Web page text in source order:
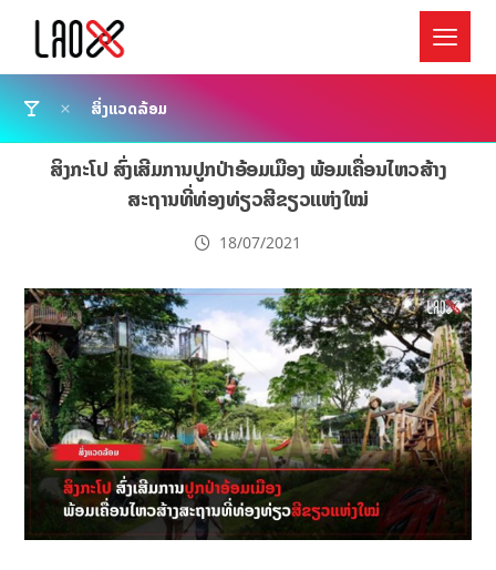
ສິ່ງແວດລ້ອມ
ສິງກະໂປ ສົ່ງເສີມການປູກປ່າອ້ອມເມືອງ ພ້ອມເຄື່ອນໄຫວສ້າງ
ສະຖານທີ່ທ່ອງທ່ຽວສີຂຽວແຫ່ງໃໝ່
18/07/2021